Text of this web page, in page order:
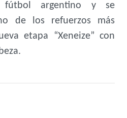
argentino y se
de los refuerzos más
etapa “Xeneize” con